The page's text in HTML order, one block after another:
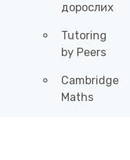
дорослих
Tutoring
by Peers
Cambridge
Maths